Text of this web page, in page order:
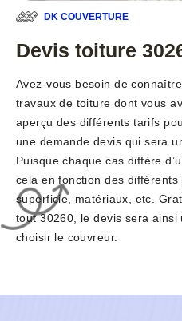
DK COUVERTURE
Devis toiture
Avez-vous besoin de
travaux de toiture dont vous
aperçu des différents tarifs
une demande devis qui sera
Puisque chaque cas diffère
cela en fonction des
superficie, matériaux, etc.
tout 30260, le devis sera
choisir le couvreur.